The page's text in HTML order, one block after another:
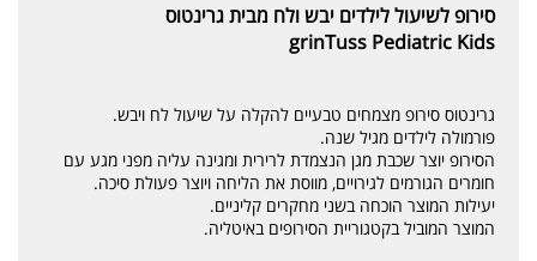
סירופ לשיעול לילדים יבש ולח מבית גרינטוס
grinTuss Pediatric Kids
גרינטוס סירופ מצמחים טבעיים להקלה על שיעול לח ויבש.
פורמולה לילדים מגיל שנה.
הסירופ יוצר שכבת מגן הנצמדת לרירית ומגינה עליה מפני מגע עם
חומרים הגורמים לגירויים, מווסת את הליחה ויוצר פעולת סיכה.
יעילות המוצר הוכחה בשני מחקרים קליניים.
המוצר המוביל בקטגוריית הסירופים באיטליה.